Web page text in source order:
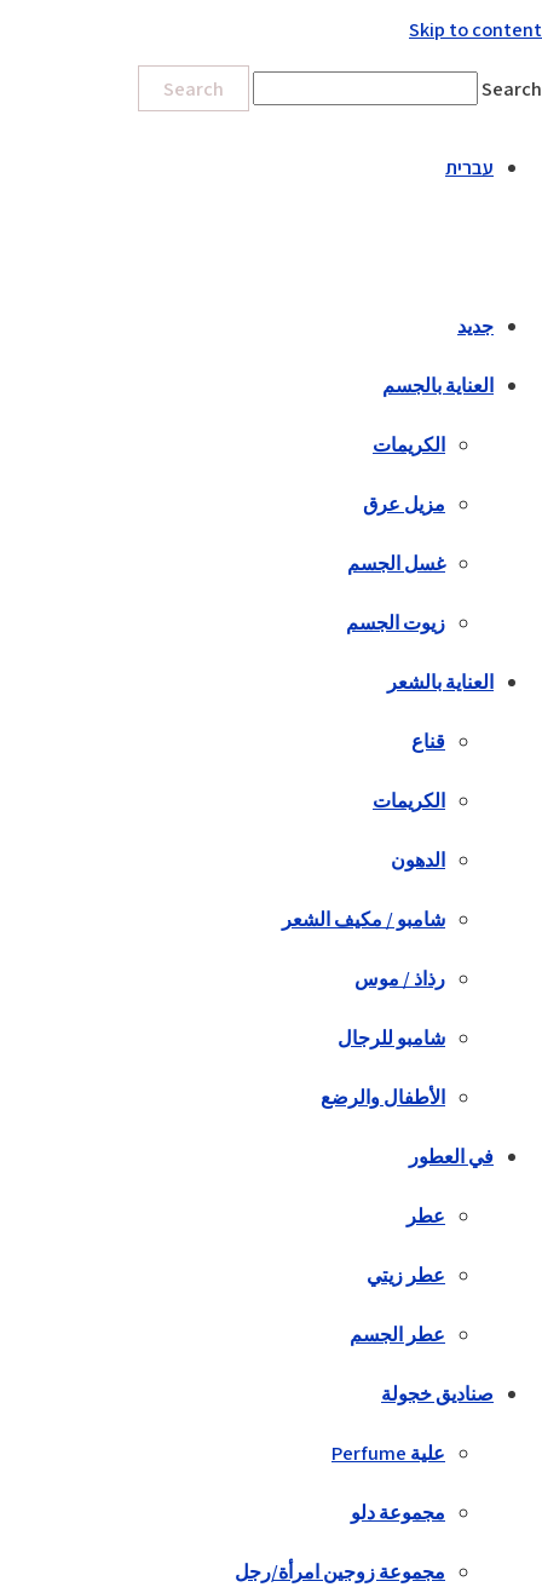
Skip to content
Search
Search
עברית
جديد
العناية بالجسم
الكريمات
مزيل عرق
غسل الجسم
زيوت الجسم
العناية بالشعر
قناع
الكريمات
الدهون
شامبو / مكيف الشعر
رذاذ / موس
شامبو للرجال
الأطفال والرضع
في العطور
عطر
عطر زيتي
عطر الجسم
صناديق خجولة
علية Perfume
مجموعة دلو
مجموعة زوجين امرأة/رجل